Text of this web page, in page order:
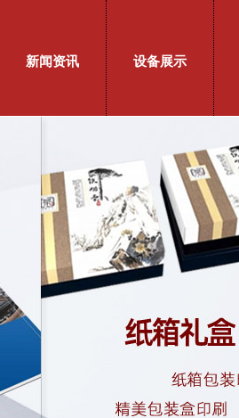
新闻资讯 设备展示